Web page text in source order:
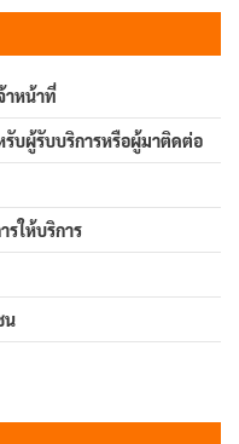
าหน้าที่
บผู้รับบริการหรือผู้มาติดต่อ
รให้บริการ
น